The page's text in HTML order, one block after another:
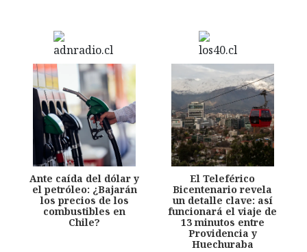
Ante caída del dólar y
el petróleo: ¿Bajarán
los precios de los
combustibles en
Chile?
El Teleférico
Bicentenario revela
un detalle clave: así
funcionará el viaje de
13 minutos entre
Providencia y
Huechuraba